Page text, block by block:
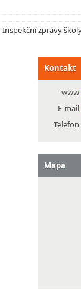
Inspekční zprávy
Kontakt
www
E-mail
Telefon
Mapa